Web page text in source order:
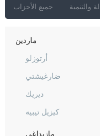
جميع الأحزاب والتنمية
مانيسا
ماردين
أرتوزلو
ضارغيشتي
ديريك
كيزيل تيبيه
مازيداغي